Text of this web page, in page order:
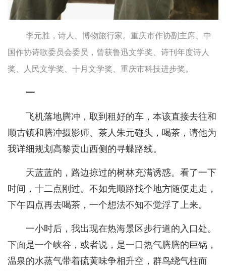
李元胜，诗人、博物旅行家。重庆市作协副主席、中
国作协诗歌委员会委员，曾获鲁迅文学奖、诗刊年度诗人
奖、人民文学奖、十月文学奖、重庆市科技进步奖。
一
飞机落地腾冲，取到租好的车，本该直接去往和
顺古镇和腾冲摄影师、茶人朱元碰头，喝茶，请他为
我详细规划高黎贡山西侧的寻蝶路线。
天蓝蓝的，路边掠过的树林充满诱惑。看了一下
时间，十二点刚过。不如先顺路找个地方随便走走，
下午四点再去喝茶，一个想法不知不觉浮了上来。
一小时后，我出现在热海景区步行道的入口处。
下面是一个峡谷，或者说，是一口热气腾腾的巨锅，
温泉的水蒸气带着硫黄味争相升空，群鸟绕气柱而